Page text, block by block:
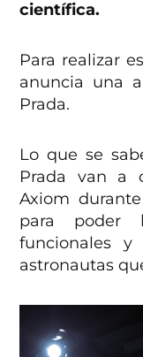
científica.
Para realizar
anuncia una
Prada.
Lo que se
Prada van a
Axiom
para poder
funcionales y
astronautas